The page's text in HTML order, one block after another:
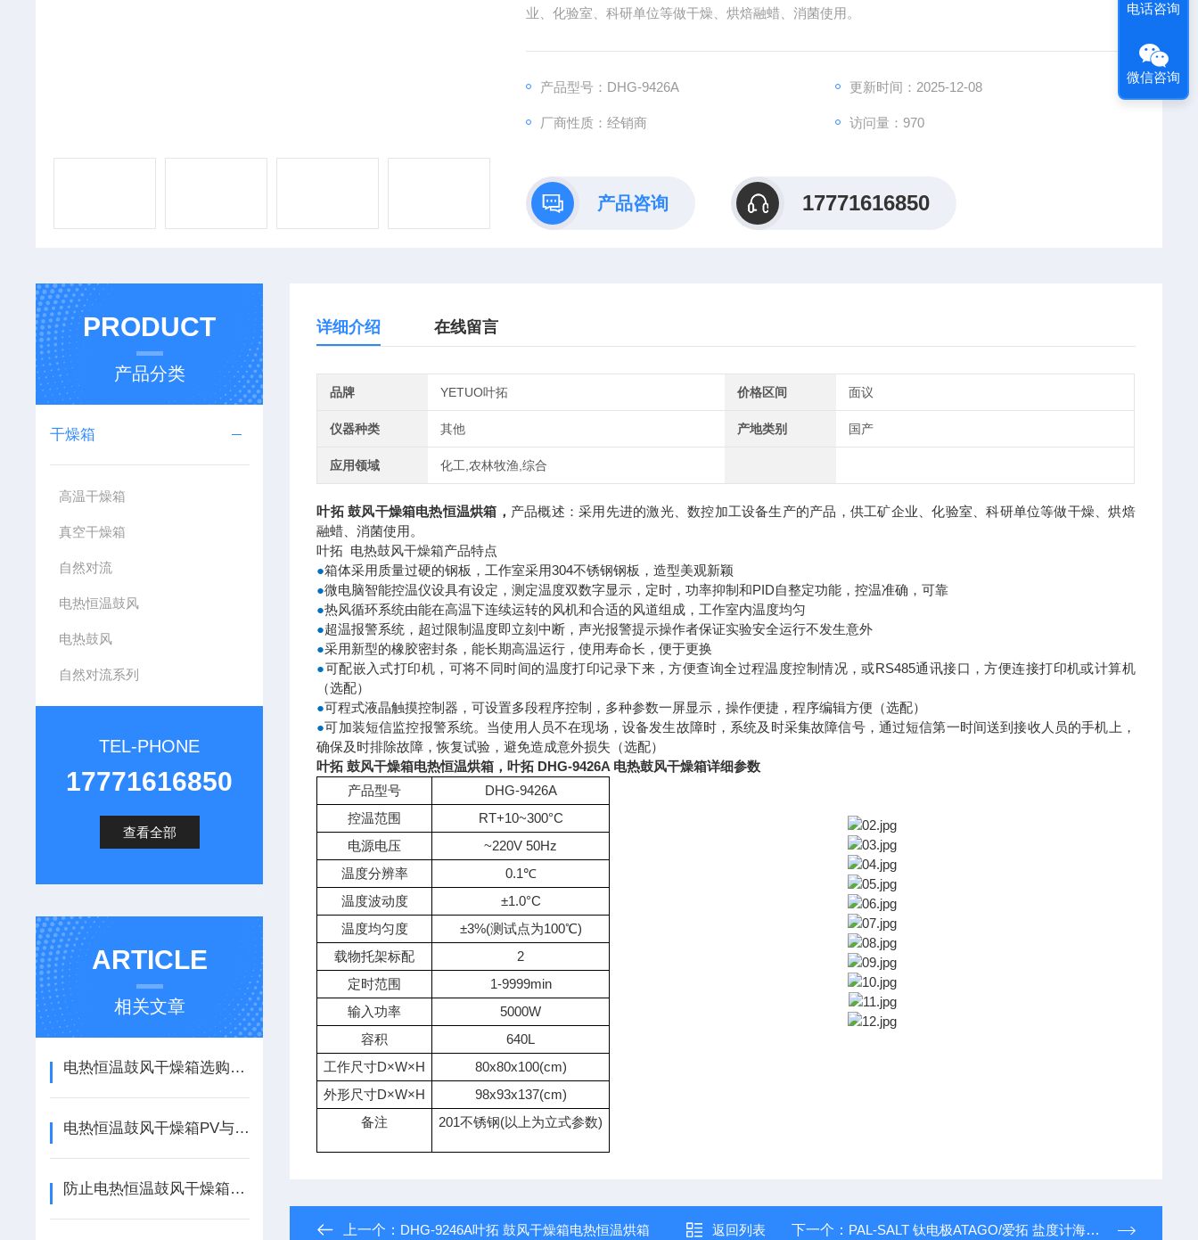
业、化验室、科研单位等做干燥、烘焙融蜡、消菌使用。
产品型号：DHG-9426A 更新时间：2025-12-08
厂商性质：经销商 访问量：970
产品咨询 17771616850
PRODUCT
产品分类
干燥箱
高温干燥箱
真空干燥箱
自然对流
电热恒温鼓风
电热鼓风
自然对流系列
TEL-PHONE
17771616850
查看全部
ARTICLE
相关文章
电热恒温鼓风干燥箱选购指南
电热恒温鼓风干燥箱PV与SV的理解及其功能
防止电热恒温鼓风干燥箱出现故障的保养方法
详细介绍 在线留言
品牌 YETUO叶拓 价格区间 面议
仪器种类 其他 产地类别 国产
应用领域 化工,农林牧渔,综合
叶拓 鼓风干燥箱电热恒温烘箱 ， 产品概述：采用先进的激光、数控加工设备生产的产品，供工矿企业、化验室、科研单位等做干燥、烘焙
融蜡、消菌使用。
叶拓 电热鼓风干燥箱产品特点
●箱体采用质量过硬的钢板，工作室采用304不锈钢钢板，造型美观新颖
●微电脑智能控温仪设具有设定，测定温度双数字显示，定时，功率抑制和PID自整定功能，控温准确，可靠
●热风循环系统由能在高温下连续运转的风机和合适的风道组成，工作室内温度均匀
●超温报警系统，超过限制温度即立刻中断，声光报警提示操作者保证实验安全运行不发生意外
●采用新型的橡胶密封条，能长期高温运行，使用寿命长，便于更换
●可配嵌入式打印机，可将不同时间的温度打印记录下来，方便查询全过程温度控制情况，或RS485通讯接口，方便连接打印机或计算机
（选配）
●可程式液晶触摸控制器，可设置多段程序控制，多种参数一屏显示，操作便捷，程序编辑方便（选配）
●可加装短信监控报警系统。当使用人员不在现场，设备发生故障时，系统及时采集故障信号，通过短信第一时间送到接收人员的手机上，
确保及时排除故障，恢复试验，避免造成意外损失（选配）
叶拓 鼓风干燥箱电热恒温烘箱 ， 叶拓 DHG-9426A 电热鼓风干燥箱详细参数
产品型号
DHG-9426A
控温范围
RT+10~300°C
电源电压
~220V 50Hz
温度分辨率
0.1℃
温度波动度
±1.0°C
温度均匀度
±3%(测试点为100℃)
载物托架标配
2
定时范围
1-9999min
输入功率
5000W
容积
640L
工作尺寸D×W×H
80x80x100(cm)
外形尺寸D×W×H
98x93x137(cm)
备注
201不锈钢(以上为立式参数)
上一个： DHG-9246A叶拓 鼓风干燥箱电热恒温烘箱 返回列表 下一个： PAL-SALT 钛电极ATAGO/爱拓 盐度计海水食品汤汁咸度计
电话咨询
微信咨询